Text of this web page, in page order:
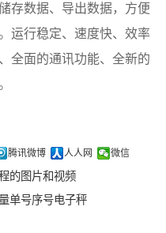
存数据、导出数据，方便
运行稳定、速度快、效率
全面的通讯功能、全新的
腾讯微博 人人网 微信
的图片和视频
单号序号电子秤